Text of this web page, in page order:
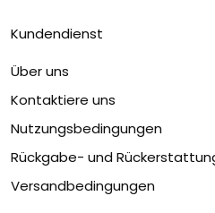
Kundendienst
Über uns
Kontaktiere uns
Nutzungsbedingungen
Rückgabe- und
Versandbedingungen